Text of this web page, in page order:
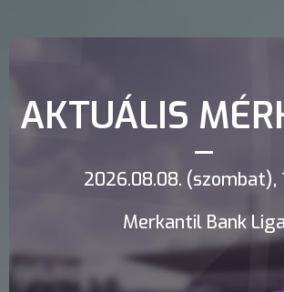
AKTUÁLIS
2026.08.08. (szombat),
Merkantil Bank Liga